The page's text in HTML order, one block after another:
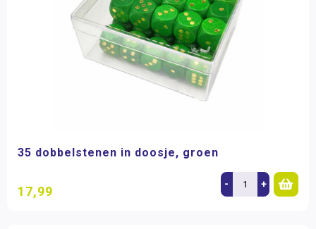
35 dobbelstenen in doosje, groen
17,99 - +